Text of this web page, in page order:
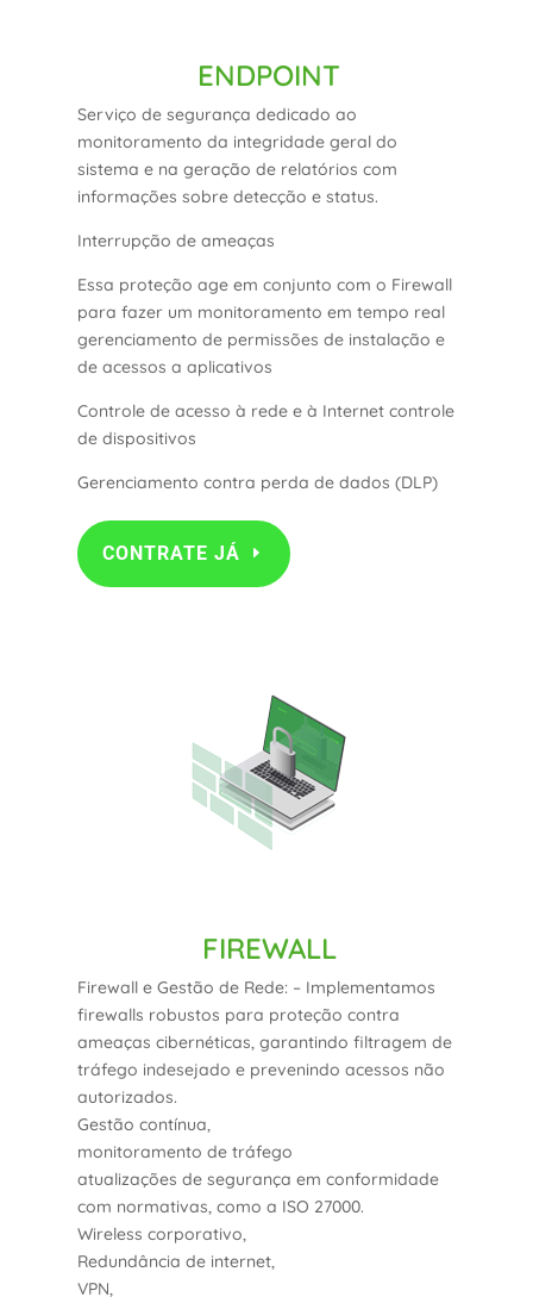
ENDPOINT
Serviço de segurança dedicado ao
monitoramento da integridade geral do
sistema e na geração de relatórios com
informações sobre detecção e status.
Interrupção de ameaças
Essa proteção age em conjunto com o Firewall
para fazer um monitoramento em tempo real
gerenciamento de permissões de instalação e
de acessos a aplicativos
Controle de acesso à rede e à Internet controle
de dispositivos
Gerenciamento contra perda de dados (DLP)
CONTRATE JÁ
FIREWALL
Firewall e Gestão de Rede: – Implementamos
firewalls robustos para proteção contra
ameaças cibernéticas, garantindo filtragem de
tráfego indesejado e prevenindo acessos não
autorizados.
Gestão contínua,
monitoramento de tráfego
atualizações de segurança em conformidade
com normativas, como a ISO 27000.
Wireless corporativo,
Redundância de internet,
VPN,